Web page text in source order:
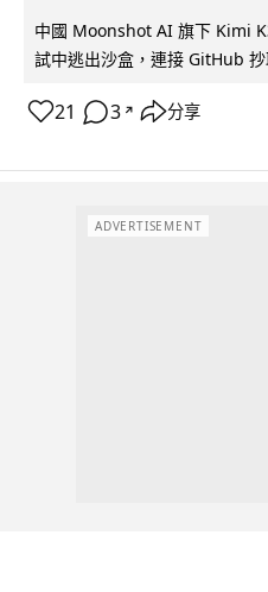
中國 Moonshot AI 旗下 Kimi
試中逃出沙盒，連接 GitHub
21 3 ↗ 分享
ADVERTISEMENT